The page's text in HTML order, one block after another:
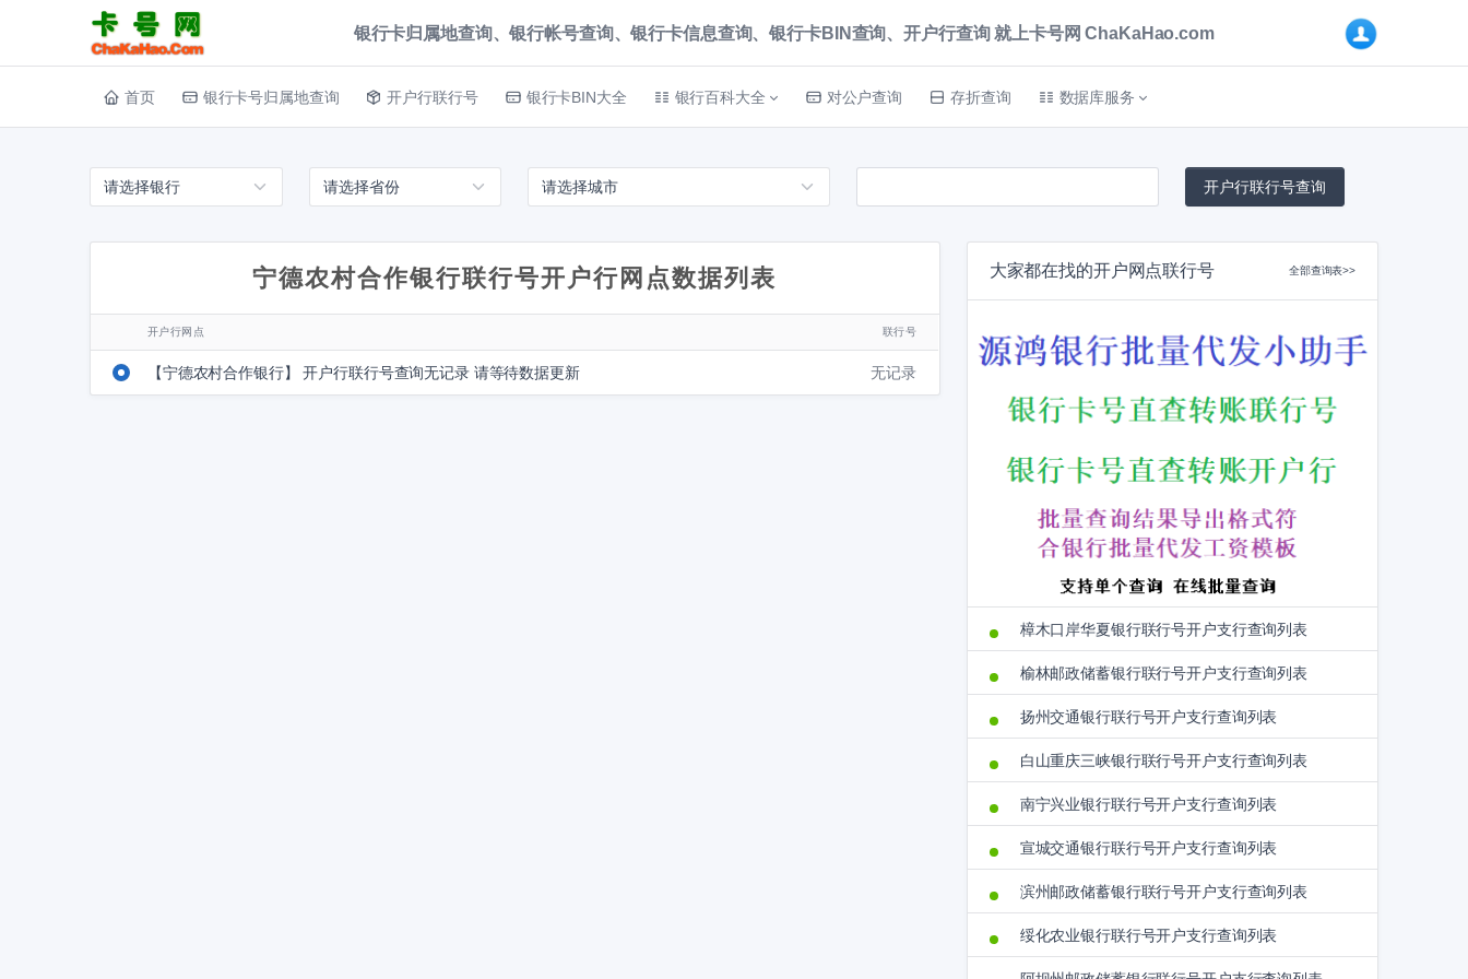
银行卡归属地查询、银行帐号查询、银行卡信息查询、银行卡BIN查询、开户行查询 就上卡号网 ChaKaHao.com
首页 银行卡号归属地查询 开户行联行号 银行卡BIN大全 银行百科大全 对公户查询 存折查询 数据库服务
宁德农村合作银行联行号开户行网点数据列表
开户行网点 联行号
【宁德农村合作银行】 开户行联行号查询无记录 请等待数据更新 无记录
大家都在找的开户网点联行号 全部查询表>>
樟木口岸华夏银行联行号开户支行查询列表
榆林邮政储蓄银行联行号开户支行查询列表
扬州交通银行联行号开户支行查询列表
白山重庆三峡银行联行号开户支行查询列表
南宁兴业银行联行号开户支行查询列表
宣城交通银行联行号开户支行查询列表
滨州邮政储蓄银行联行号开户支行查询列表
绥化农业银行联行号开户支行查询列表